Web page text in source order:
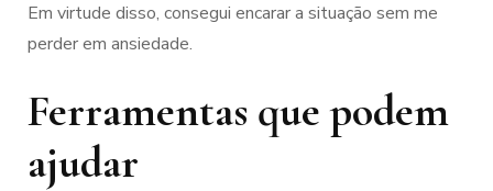
Em virtude disso, consegui encarar a situação sem me
perder em ansiedade.
Ferramentas que podem
ajudar